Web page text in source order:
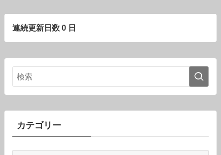
連続更新日数 0 日
カテゴリー